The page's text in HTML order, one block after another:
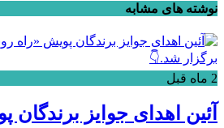
نوشته های مشابه
2 ماه قبل
آئین اهدای جوایز برندگان